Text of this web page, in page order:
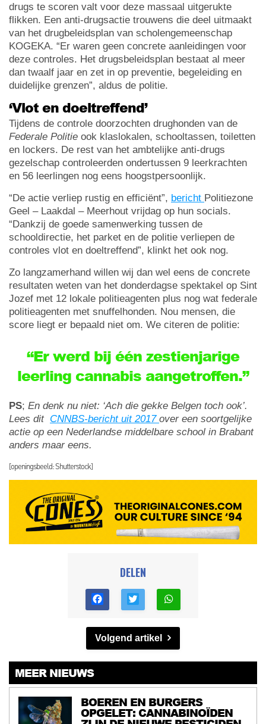
drugs te scoren valt voor deze massaal uitgerukte
flikken. Een anti-drugsactie trouwens die deel uitmaakt
van het drugbeleidsplan van scholengemeenschap
KOGEKA. “Er waren geen concrete aanleidingen voor
deze controles. Het drugsbeleidsplan bestaat al meer
dan twaalf jaar en zet in op preventie, begeleiding en
duidelijke grenzen”, aldus de politie.
‘Vlot en doeltreffend’
Tijdens de controle doorzochten drughonden van de
Federale Politie ook klaslokalen, schooltassen, toiletten
en lockers. De rest van het ambtelijke anti-drugs
gezelschap controleerden ondertussen 9 leerkrachten
en 56 leerlingen nog eens hoogstpersoonlijk.
“De actie verliep rustig en efficiënt”, bericht Politiezone
Geel – Laakdal – Meerhout vrijdag op hun socials.
“Dankzij de goede samenwerking tussen de
schooldirectie, het parket en de politie verliepen de
controles vlot en doeltreffend”, klinkt het ook nog.
Zo langzamerhand willen wij dan wel eens de concrete
resultaten weten van het donderdagse spektakel op Sint
Jozef met 12 lokale politieagenten plus nog wat federale
politieagenten met snuffelhonden. Nou mensen, die
score liegt er bepaald niet om. We citeren de politie:
“Er werd bij één zestienjarige
leerling cannabis aangetroffen.”
PS; En denk nu niet: ‘Ach die gekke Belgen toch ook’.
Lees dit CNNBS-bericht uit 2017 over een soortgelijke
actie op een Nederlandse middelbare school in Brabant
anders maar eens.
[openingsbeeld: Shutterstock]
DELEN
Volgend artikel
MEER NIEUWS
BOEREN EN BURGERS
OPGELET: CANNABINOÏDEN